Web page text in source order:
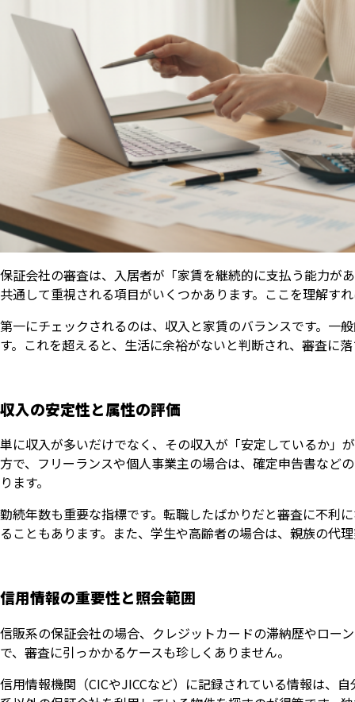
保証会社の審査は、入居者が「家賃を継続的に支払う能力が
共通して重視される項目がいくつかあります。ここを理解す
第一にチェックされるのは、収入と家賃のバランスです。一
す。これを超えると、生活に余裕がないと判断され、審査に
収入の安定性と属性の評価
単に収入が多いだけでなく、その収入が「安定しているか」
方で、フリーランスや個人事業主の場合は、確定申告書など
ります。
勤続年数も重要な指標です。転職したばかりだと審査に不利
ることもあります。また、学生や高齢者の場合は、親族の代
信用情報の重要性と照会範囲
信販系の保証会社の場合、クレジットカードの滞納歴やロー
で、審査に引っかかるケースも珍しくありません。
信用情報機関（CICやJICCなど）に記録されている情報は、